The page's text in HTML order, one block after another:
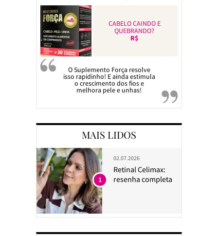
CABELO CAINDO E
QUEBRANDO?
R$
O Suplemento Força resolve
isso rapidinho! E ainda estimula
o crescimento dos fios e
melhora pele e unhas!
MAIS LIDOS
02.07.2026
Retinal Celimax:
resenha completa
1